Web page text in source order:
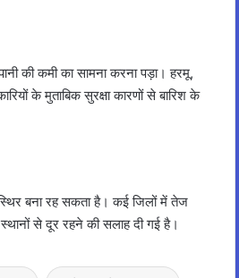
की कमी का सामना करना पड़ा। हरमू,
के मुताबिक सुरक्षा कारणों से बारिश के
बना रह सकता है। कई जिलों में तेज
से दूर रहने की सलाह दी गई है।